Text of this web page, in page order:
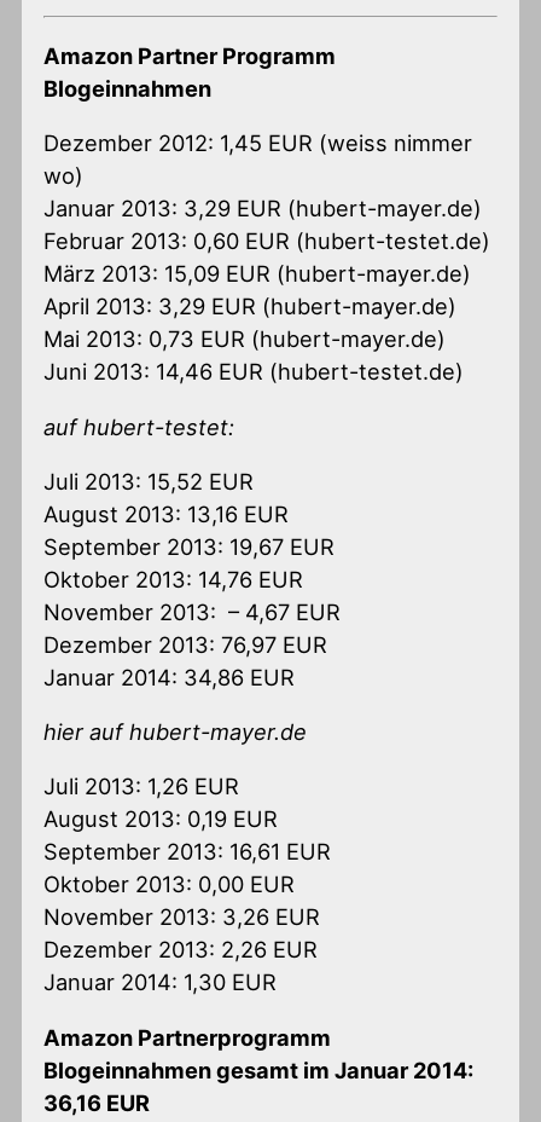
Amazon Partner Programm
Blogeinnahmen
Dezember 2012: 1,45 EUR (weiss nimmer
wo)
Januar 2013: 3,29 EUR (hubert-mayer.de)
Februar 2013: 0,60 EUR (hubert-testet.de)
März 2013: 15,09 EUR (hubert-mayer.de)
April 2013: 3,29 EUR (hubert-mayer.de)
Mai 2013: 0,73 EUR (hubert-mayer.de)
Juni 2013: 14,46 EUR (hubert-testet.de)
auf hubert-testet:
Juli 2013: 15,52 EUR
August 2013: 13,16 EUR
September 2013: 19,67 EUR
Oktober 2013: 14,76 EUR
November 2013: – 4,67 EUR
Dezember 2013: 76,97 EUR
Januar 2014: 34,86 EUR
hier auf hubert-mayer.de
Juli 2013: 1,26 EUR
August 2013: 0,19 EUR
September 2013: 16,61 EUR
Oktober 2013: 0,00 EUR
November 2013: 3,26 EUR
Dezember 2013: 2,26 EUR
Januar 2014: 1,30 EUR
Amazon Partnerprogramm
Blogeinnahmen gesamt im Januar 2014:
36,16 EUR